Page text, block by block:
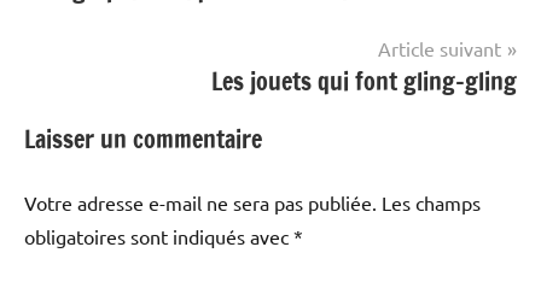
Article suivant
Les jouets qui font gling-gling
Laisser un commentaire
Votre adresse e-mail ne sera pas publiée. Les champs
obligatoires sont indiqués avec *